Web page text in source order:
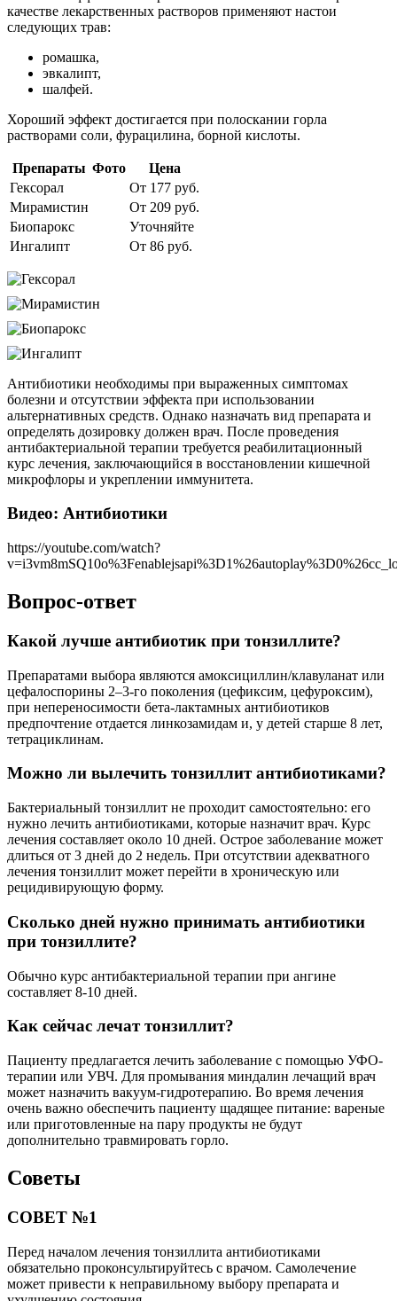
качестве лекарственных растворов применяют настои
следующих трав:
ромашка,
эвкалипт,
шалфей.
Хороший эффект достигается при полоскании горла
растворами соли, фурацилина, борной кислоты.
Препараты Фото
Цена
Гексорал
От 177 руб.
Мирамистин
От 209 руб.
Биопарокс
Уточняйте
Ингалипт
От 86 руб.
Антибиотики необходимы при выраженных симптомах
болезни и отсутствии эффекта при использовании
альтернативных средств. Однако назначать вид препарата и
определять дозировку должен врач. После проведения
антибактериальной терапии требуется реабилитационный
курс лечения, заключающийся в восстановлении кишечной
микрофлоры и укреплении иммунитета.
Видео: Антибиотики
https://youtube.com/watch?
Вопрос-ответ
Какой лучше антибиотик при тонзиллите?
Препаратами выбора являются амоксициллин/клавуланат или
цефалоспорины 2–3-го поколения (цефиксим, цефуроксим),
при непереносимости бета-лактамных антибиотиков
предпочтение отдается линкозамидам и, у детей старше 8 лет,
тетрациклинам.
Можно ли вылечить тонзиллит антибиотиками?
Бактериальный тонзиллит не проходит самостоятельно: его
нужно лечить антибиотиками, которые назначит врач. Курс
лечения составляет около 10 дней. Острое заболевание может
длиться от 3 дней до 2 недель. При отсутствии адекватного
лечения тонзиллит может перейти в хроническую или
рецидивирующую форму.
Сколько дней нужно принимать антибиотики
при тонзиллите?
Обычно курс антибактериальной терапии при ангине
составляет 8-10 дней.
Как сейчас лечат тонзиллит?
Пациенту предлагается лечить заболевание с помощью УФО-
терапии или УВЧ. Для промывания миндалин лечащий врач
может назначить вакуум-гидротерапию. Во время лечения
очень важно обеспечить пациенту щадящее питание: вареные
или приготовленные на пару продукты не будут
дополнительно травмировать горло.
Советы
СОВЕТ №1
Перед началом лечения тонзиллита антибиотиками
обязательно проконсультируйтесь с врачом. Самолечение
может привести к неправильному выбору препарата и